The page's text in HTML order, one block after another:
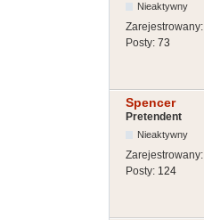
Nieaktywny
Zarejestrowany:
Posty: 73
Spencer
Pretendent
Nieaktywny
Zarejestrowany:
Posty: 124